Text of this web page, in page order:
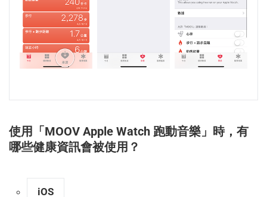
使用「MOOV Apple Watch 跑動音樂」時，有
哪些健康資訊會被使用？
iOS